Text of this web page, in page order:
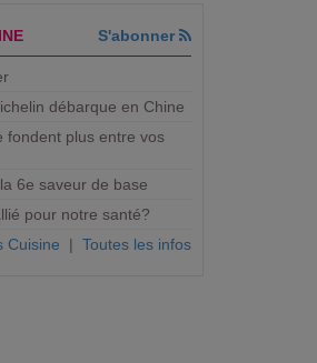
S'abonner
débarque en Chine
fondent plus entre vos
6e saveur de base
pour notre santé?
Cuisine | Toutes les infos